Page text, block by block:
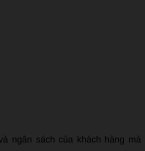
ngân sách của khách hàng mà